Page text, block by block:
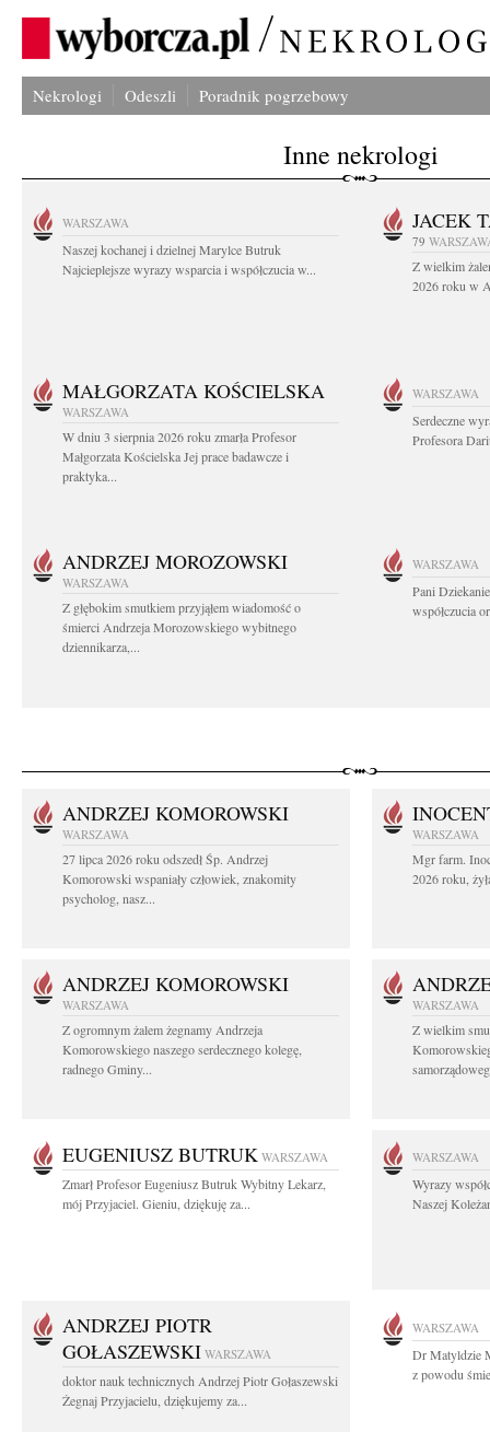
Nekrologi Odeszli Poradnik pogrzebowy
Inne nekrologi
WARSZAWA
Naszej kochanej i dzielnej Marylce Butruk
Najcieplejsze wyrazy wsparcia i współczucia w...
JACEK
79
Z wielkim
2026 roku w
MAŁGORZATA KOŚCIELSKA
WARSZAWA
W dniu 3 sierpnia 2026 roku zmarła Profesor
Małgorzata Kościelska Jej prace badawcze i
praktyka...
WARSZAWA
Serdeczne
Profesora
ANDRZEJ MOROZOWSKI
WARSZAWA
Z głębokim smutkiem przyjąłem wiadomość o
śmierci Andrzeja Morozowskiego wybitnego
dziennikarza,...
WARSZAWA
Pani
współczucia
ANDRZEJ KOMOROWSKI
WARSZAWA
27 lipca 2026 roku odszedł Śp. Andrzej
Komorowski wspaniały człowiek, znakomity
psycholog, nasz...
WARSZAWA
Mgr farm.
2026 roku,
ANDRZEJ KOMOROWSKI
WARSZAWA
Z ogromnym żalem żegnamy Andrzeja
Komorowskiego naszego serdecznego kolegę,
radnego Gminy...
WARSZAWA
Z wielkim
EUGENIUSZ BUTRUK WARSZAWA
Zmarł Profesor Eugeniusz Butruk Wybitny Lekarz,
mój Przyjaciel. Gieniu, dziękuję za...
WARSZAWA
Wyrazy
Naszej
ANDRZEJ PIOTR
GOŁASZEWSKI WARSZAWA
doktor nauk technicznych Andrzej Piotr Gołaszewski
Żegnaj Przyjacielu, dziękujemy za...
WARSZAWA
Dr Matyldzie
z powodu